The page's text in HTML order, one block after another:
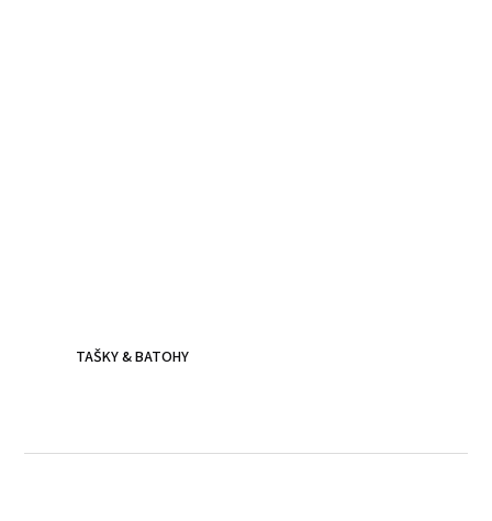
TAŠKY & BATOHY